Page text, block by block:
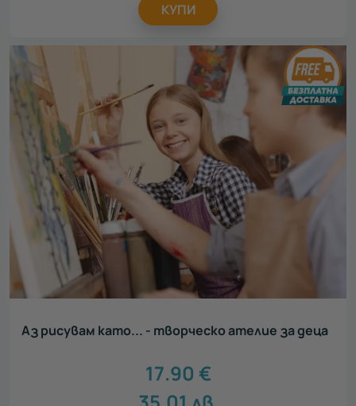
КУПИ
Аз рисувам като... - творческо ателие за деца
17.90 €